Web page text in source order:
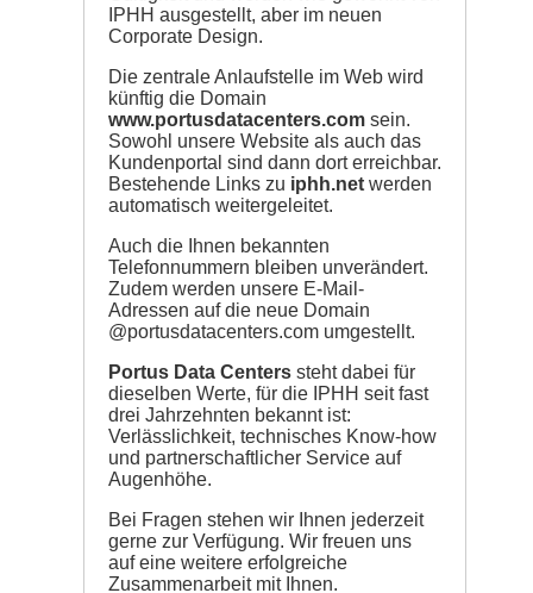
IPHH ausgestellt, aber im neuen
Corporate Design.
Die zentrale Anlaufstelle im Web wird
künftig die Domain
www.portusdatacenters.com sein.
Sowohl unsere Website als auch das
Kundenportal sind dann dort erreichbar.
Bestehende Links zu iphh.net werden
automatisch weitergeleitet.
Auch die Ihnen bekannten
Telefonnummern bleiben unverändert.
Zudem werden unsere E-Mail-
Adressen auf die neue Domain
@portusdatacenters.com umgestellt.
Portus Data Centers steht dabei für
dieselben Werte, für die IPHH seit fast
drei Jahrzehnten bekannt ist:
Verlässlichkeit, technisches Know-how
und partnerschaftlicher Service auf
Augenhöhe.
Bei Fragen stehen wir Ihnen jederzeit
gerne zur Verfügung. Wir freuen uns
auf eine weitere erfolgreiche
Zusammenarbeit mit Ihnen.